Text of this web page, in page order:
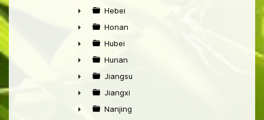
►
►
Hebei
►
Honan
►
Hubei
►
Hunan
►
Jiangsu
►
Jiangxi
Nanjing